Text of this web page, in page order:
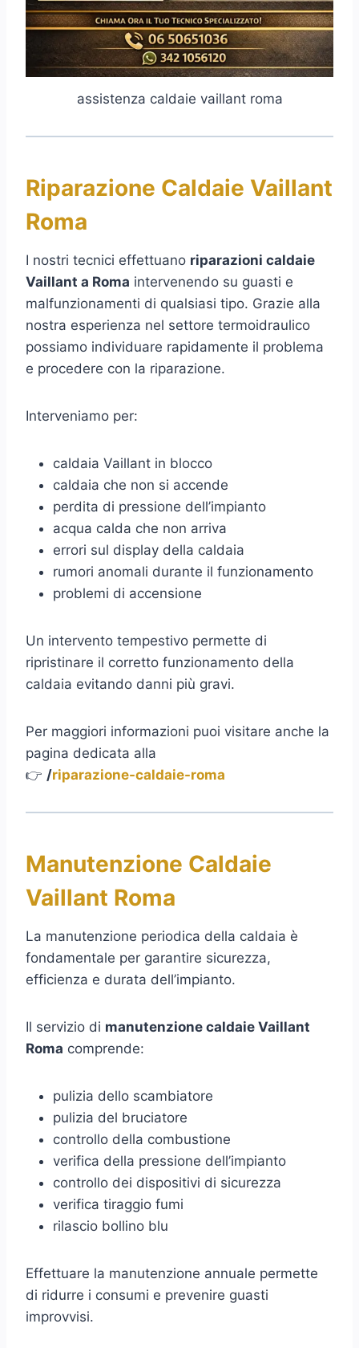
assistenza caldaie vaillant roma
Riparazione Caldaie Vaillant
Roma
I nostri tecnici effettuano riparazioni caldaie
Vaillant a Roma intervenendo su guasti e
malfunzionamenti di qualsiasi tipo. Grazie alla
nostra esperienza nel settore termoidraulico
possiamo individuare rapidamente il problema
e procedere con la riparazione.
Interveniamo per:
caldaia Vaillant in blocco
caldaia che non si accende
perdita di pressione dell’impianto
acqua calda che non arriva
errori sul display della caldaia
rumori anomali durante il funzionamento
problemi di accensione
Un intervento tempestivo permette di
ripristinare il corretto funzionamento della
caldaia evitando danni più gravi.
Per maggiori informazioni puoi visitare anche la
pagina dedicata alla
👉 /riparazione-caldaie-roma
Manutenzione Caldaie
Vaillant Roma
La manutenzione periodica della caldaia è
fondamentale per garantire sicurezza,
efficienza e durata dell’impianto.
Il servizio di manutenzione caldaie Vaillant
Roma comprende:
pulizia dello scambiatore
pulizia del bruciatore
controllo della combustione
verifica della pressione dell’impianto
controllo dei dispositivi di sicurezza
verifica tiraggio fumi
rilascio bollino blu
Effettuare la manutenzione annuale permette
di ridurre i consumi e prevenire guasti
improvvisi.